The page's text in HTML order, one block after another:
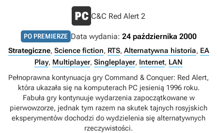
C&C Red Alert 2
PO PREMIERZE Data wydania: 24 października 2000
Strategiczne, Science fiction, RTS, Alternatywna historia, EA
Play, Multiplayer, Singleplayer, Internet, LAN
Pełnoprawna kontynuacja gry Command & Conquer: Red Alert,
która ukazała się na komputerach PC jesienią 1996 roku.
Fabuła gry kontynuuje wydarzenia zapoczątkowane w
pierwowzorze, jednak tym razem na skutek tajnych rosyjskich
eksperymentów dochodzi do wydzielenia się alternatywnych
rzeczywistości.